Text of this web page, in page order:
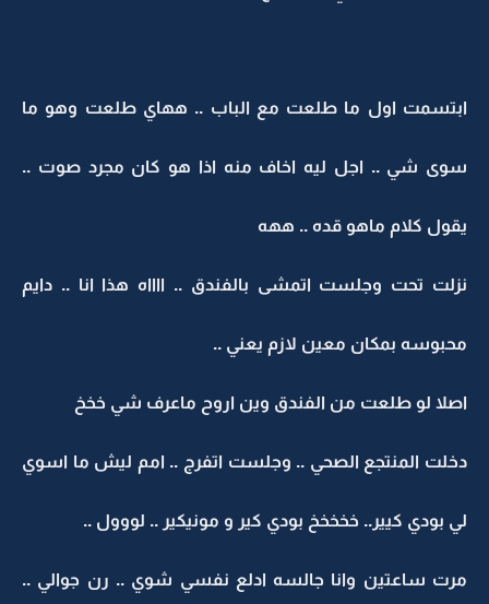
ابتسمت اول ما طلعت مع الباب .. ههاي طلعت وهو ما
سوى شي .. اجل ليه اخاف منه اذا هو كان مجرد صوت ..
يقول كلام ماهو قده .. ههه
نزلت تحت وجلست اتمشى بالفندق .. ااااه هذا انا .. دايم
محبوسه بمكان معين لازم يعني ..
اصلا لو طلعت من الفندق وين اروح ماعرف شي خخخ
دخلت المنتجع الصحي .. وجلست اتفرج .. امم ليش ما اسوي
لي بودي كيير.. خخخخخ بودي كير و مونيكير .. لووول ..
مرت ساعتين وانا جالسه ادلع نفسي شوي .. رن جوالي ..